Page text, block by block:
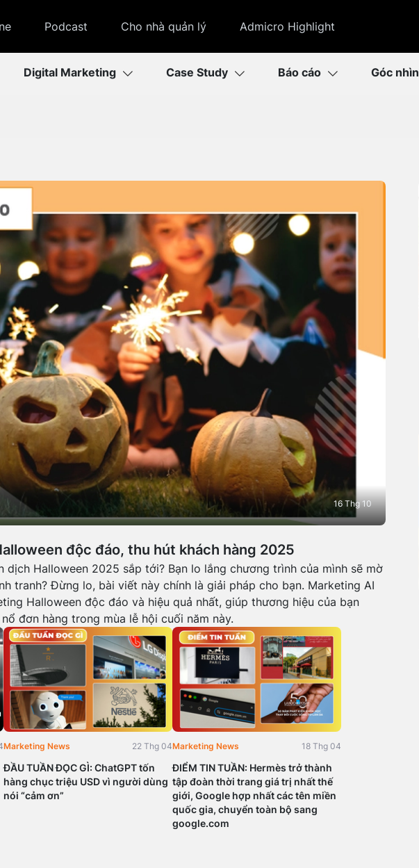
Podcast Cho nhà quản lý Admicro Highlight
Digital Marketing Case Study Báo cáo Góc nhìn
độc đáo, thu hút khách hàng 2025
16 Thg 10
dịch Halloween 2025 sắp tới? Bạn lo lắng chương trình của mình sẽ mờ
tranh? Đừng lo, bài viết này chính là giải pháp cho bạn. Marketing AI
Halloween độc đáo và hiệu quả nhất, giúp thương hiệu của bạn
đơn hàng trong mùa lễ hội cuối năm này.
ĐẦU TUẦN ĐỌC GÌ: ChatGPT tốn
hàng chục triệu USD vì người dùng
nói “cảm ơn”
Marketing News 22 Thg 04
ĐIỂM TIN TUẦN: Hermès trở thành
tập đoàn thời trang giá trị nhất thế
giới, Google hợp nhất các tên miền
quốc gia, chuyển toàn bộ sang
google.com
Marketing News 18 Thg 04